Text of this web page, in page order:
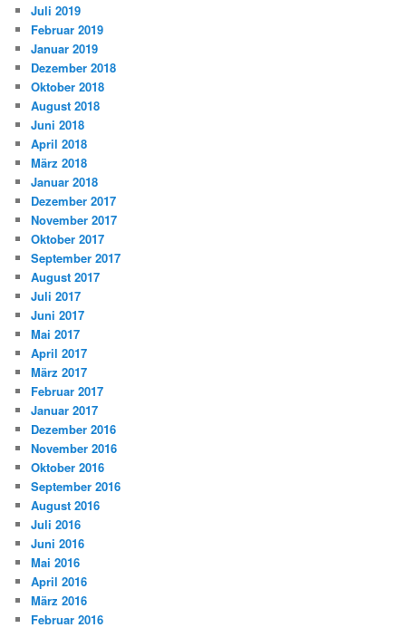
Juli 2019
Februar 2019
Januar 2019
Dezember 2018
Oktober 2018
August 2018
Juni 2018
April 2018
März 2018
Januar 2018
Dezember 2017
November 2017
Oktober 2017
September 2017
August 2017
Juli 2017
Juni 2017
Mai 2017
April 2017
März 2017
Februar 2017
Januar 2017
Dezember 2016
November 2016
Oktober 2016
September 2016
August 2016
Juli 2016
Juni 2016
Mai 2016
April 2016
März 2016
Februar 2016